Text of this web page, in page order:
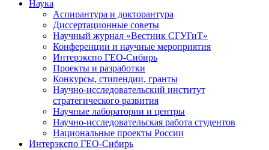
Наука
Аспирантура и докторантура
Диссертационные советы
Научный журнал «Вестник СГУГиТ»
Конференции и научные мероприятия
Интерэкспо ГЕО-Сибирь
Проекты и разработки
Конкурсы, стипендии, гранты
Научно-исследовательский институт
стратегического развития
Научные лаборатории и центры
Научно-исследовательская работа студентов
Национальные проекты России
Интерэкспо ГЕО-Сибирь